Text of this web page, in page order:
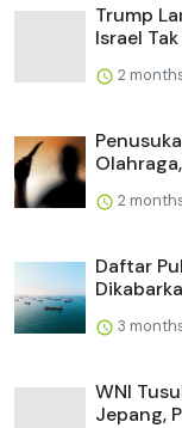
Trump
Israel Tak
2
2
Daftar
3
WNI
Jepang,